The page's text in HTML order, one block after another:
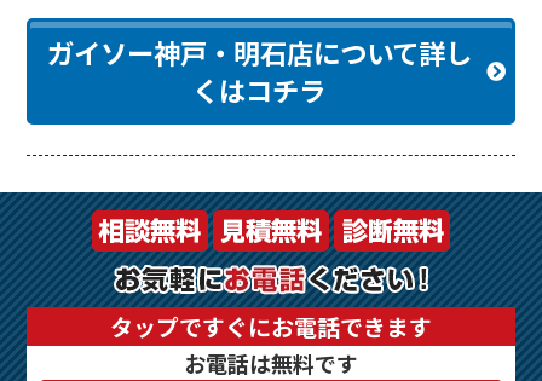
ガイソー神戸・明石店について詳し
くはコチラ
タップですぐにお電話できます
お電話は無料です